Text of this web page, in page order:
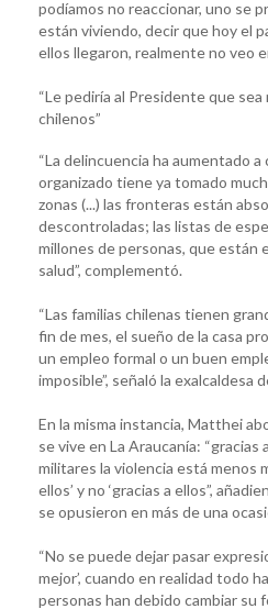
podíamos no reaccionar, uno se
están viviendo, decir que hoy el
ellos llegaron, realmente no veo
“Le pediría al Presidente que sea
chilenos”
“La delincuencia ha aumentado
organizado tiene ya tomado
zonas (...) las fronteras están
descontroladas; las listas de
millones de personas, que están
salud”, complementó.
“Las familias chilenas tienen
fin de mes, el sueño de la casa
un empleo formal o un buen
imposible”, señaló la exalcaldesa
En la misma instancia, Matthei
se vive en La Araucanía: “gracias
militares la violencia está menos
ellos’ y no ‘gracias a ellos”,
se opusieron en más de una
“No se puede dejar pasar
mejor’, cuando en realidad todo
personas han debido cambiar su